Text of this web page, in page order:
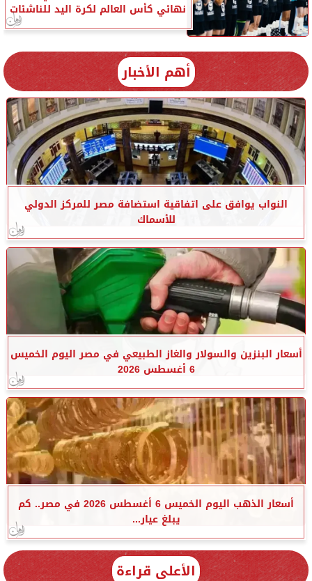
نهائي كأس العالم لكرة اليد للناشئات
أهم الأخبار
النواب يوافق على اتفاقية استضافة مصر للمركز الدولي
للأسماك
أسعار البنزين والسولار والغاز الطبيعي في مصر اليوم الخميس
6 أغسطس 2026
أسعار الذهب اليوم الخميس 6 أغسطس 2026 في مصر.. كم
يبلغ عيار...
الأعلى قراءة